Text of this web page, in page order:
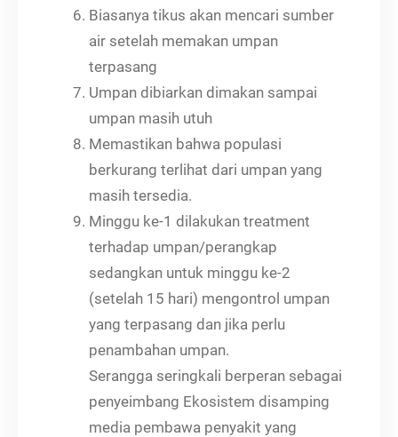
Biasanya tikus akan mencari sumber
air setelah memakan umpan
terpasang
Umpan dibiarkan dimakan sampai
umpan masih utuh
Memastikan bahwa populasi
berkurang terlihat dari umpan yang
masih tersedia.
Minggu ke-1 dilakukan treatment
terhadap umpan/perangkap
sedangkan untuk minggu ke-2
(setelah 15 hari) mengontrol umpan
yang terpasang dan jika perlu
penambahan umpan.
Serangga seringkali berperan sebagai
penyeimbang Ekosistem disamping
media pembawa penyakit yang